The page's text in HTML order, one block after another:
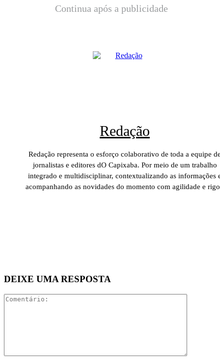
Continua após a publicidade
Redação
Redação representa o esforço colaborativo de toda a equipe
jornalistas e editores dO Capixaba. Por meio de um trabalho
integrado e multidisciplinar, contextualizando as informações
acompanhando as novidades do momento com agilidade e
DEIXE UMA RESPOSTA